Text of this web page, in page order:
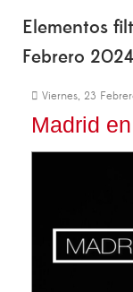
Elementos
Febrero 2024
Viernes, 23
Madrid